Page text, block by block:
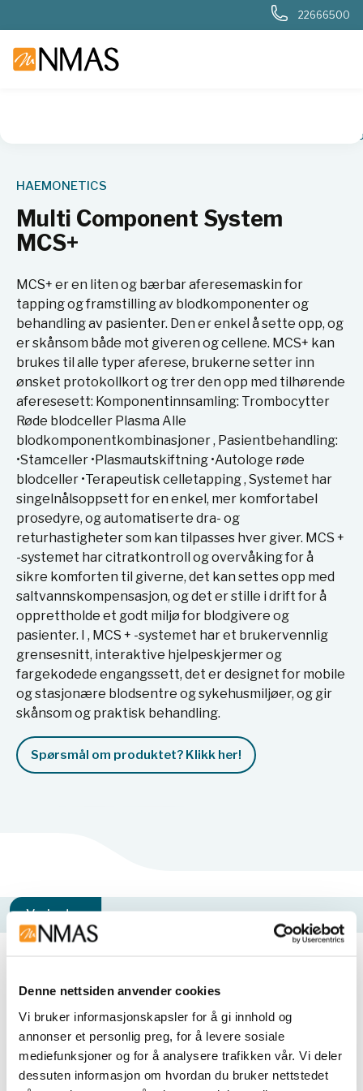
Denne nettsiden anvender cookies
Vi bruker informasjonskapsler for å gi innhold og
annonser et personlig preg, for å levere sosiale
mediefunksjoner og for å analysere trafikken vår. Vi deler
dessuten informasjon om hvordan du bruker nettstedet
22666500
Blodbank og
HAEMONETICS
Multi Component System
MCS+
MCS+ er en liten og bærbar aferesemaskin for
tapping og framstilling av blodkomponenter og
behandling av pasienter. Den er enkel å sette opp, og
er skånsom både mot giveren og cellene. MCS+ kan
brukes til alle typer aferese, brukerne setter inn
ønsket protokollkort og trer den opp med tilhørende
aferesesett: Komponentinnsamling: Trombocytter
Røde blodceller Plasma Alle
blodkomponentkombinasjoner , Pasientbehandling:
•Stamceller •Plasmautskiftning •Autologe røde
blodceller •Terapeutisk celletapping , Systemet har
singelnålsoppsett for en enkel, mer komfortabel
prosedyre, og automatiserte dra- og
returhastigheter som kan tilpasses hver giver. MCS +
-systemet har citratkontroll og overvåking for å
sikre komforten til giverne, det kan settes opp med
saltvannskompensasjon, og det er stille i drift for å
opprettholde et godt miljø for blodgivere og
pasienter. I , MCS + -systemet har et brukervennlig
grensesnitt, interaktive hjelpeskjermer og
fargekodede engangssett, det er designet for mobile
og stasjonære blodsentre og sykehusmiljøer, og gir
skånsom og praktisk behandling.
Spørsmål om produktet? Klikk her!
Varianter
Varianter